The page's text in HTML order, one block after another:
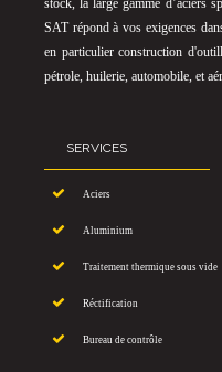
SAT répond à vos exigences
en particulier construction
pétrole, huilerie, automobile, et
SERVICES
Aciers
Aluminium
Traitement thermique sous vide
Réctification
Bureau de contrôle